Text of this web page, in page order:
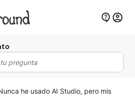
he usado AI Studio, pero mis